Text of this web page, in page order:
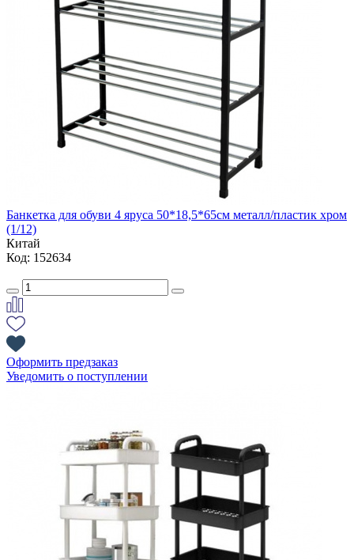
Банкетка для обуви 4 яруса 50*18,5*65см металл/пластик хром
(1/12)
Китай
Код: 152634
Оформить предзаказ
Уведомить о поступлении